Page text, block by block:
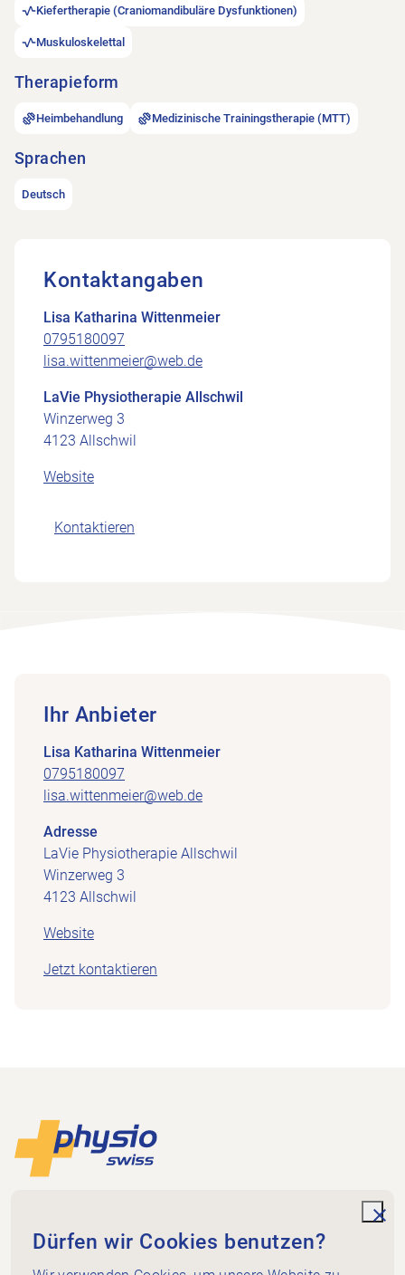
Kiefertherapie (Craniomandibuläre Dysfunktionen)
Muskuloskelettal
Therapieform
Heimbehandlung Medizinische Trainingstherapie (MTT)
Sprachen
Deutsch
Kontaktangaben
Lisa Katharina Wittenmeier
0795180097
lisa.wittenmeier@web.de
LaVie Physiotherapie Allschwil
Winzerweg 3
4123 Allschwil
Website
Kontaktieren
Ihr Anbieter
Lisa Katharina Wittenmeier
0795180097
lisa.wittenmeier@web.de
Adresse
LaVie Physiotherapie Allschwil
Winzerweg 3
4123 Allschwil
Website
Jetzt kontaktieren
Footer
Dammweg 3
3013 Bern
Dürfen wir Cookies benutzen?